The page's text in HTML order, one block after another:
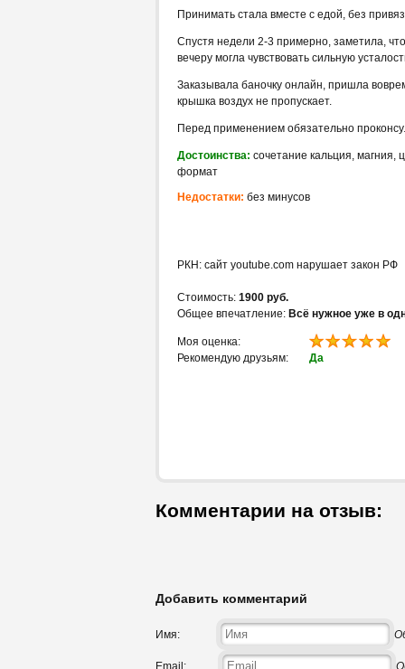
Принимать стала вместе с едой, без
Спустя недели 2-3 примерно, заметила,
вечеру могла чувствовать сильную
Заказывала баночку онлайн, пришла
крышка воздух не пропускает.
Перед применением обязательно
Достоинства: сочетание кальция, магния,
формат
Недостатки: без минусов
РКН: сайт youtube.com нарушает закон РФ
Стоимость: 1900 руб.
Общее впечатление: Всё нужное уже в
Моя оценка:
Рекомендую друзьям:
Да
Комментарии на отзыв:
Добавить комментарий
Имя:
Email: